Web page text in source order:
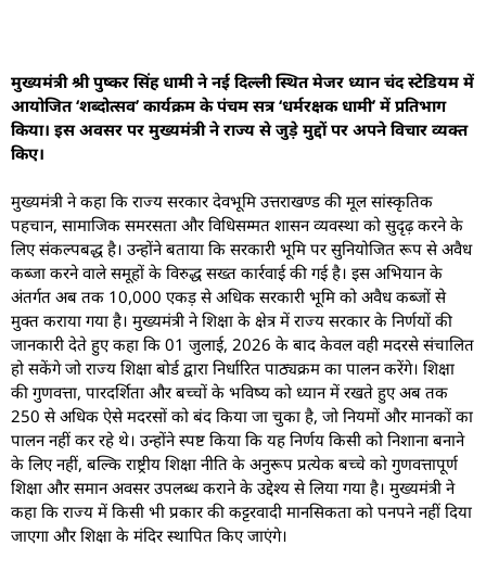
मुख्यमंत्री श्री पुष्कर सिंह धामी ने नई दिल्ली स्थित मेजर ध्यान चंद स्टेडियम में
आयोजित ‘शब्दोत्सव’ कार्यक्रम के पंचम सत्र ‘धर्मरक्षक धामी’ में प्रतिभाग
किया। इस अवसर पर मुख्यमंत्री ने राज्य से जुड़े मुद्दों पर अपने विचार व्यक्त
किए।
मुख्यमंत्री ने कहा कि राज्य सरकार देवभूमि उत्तराखण्ड की मूल सांस्कृतिक
पहचान, सामाजिक समरसता और विधिसम्मत शासन व्यवस्था को सुदृढ़ करने के
लिए संकल्पबद्ध है। उन्होंने बताया कि सरकारी भूमि पर सुनियोजित रूप से अवैध
कब्जा करने वाले समूहों के विरुद्ध सख्त कार्रवाई की गई है। इस अभियान के
अंतर्गत अब तक 10,000 एकड़ से अधिक सरकारी भूमि को अवैध कब्जों से
मुक्त कराया गया है। मुख्यमंत्री ने शिक्षा के क्षेत्र में राज्य सरकार के निर्णयों की
जानकारी देते हुए कहा कि 01 जुलाई, 2026 के बाद केवल वही मदरसे संचालित
हो सकेंगे जो राज्य शिक्षा बोर्ड द्वारा निर्धारित पाठ्यक्रम का पालन करेंगे। शिक्षा
की गुणवत्ता, पारदर्शिता और बच्चों के भविष्य को ध्यान में रखते हुए अब तक
250 से अधिक ऐसे मदरसों को बंद किया जा चुका है, जो नियमों और मानकों का
पालन नहीं कर रहे थे। उन्होंने स्पष्ट किया कि यह निर्णय किसी को निशाना बनाने
के लिए नहीं, बल्कि राष्ट्रीय शिक्षा नीति के अनुरूप प्रत्येक बच्चे को गुणवत्तापूर्ण
शिक्षा और समान अवसर उपलब्ध कराने के उद्देश्य से लिया गया है। मुख्यमंत्री ने
कहा कि राज्य में किसी भी प्रकार की कट्टरवादी मानसिकता को पनपने नहीं दिया
जाएगा और शिक्षा के मंदिर स्थापित किए जाएंगे।